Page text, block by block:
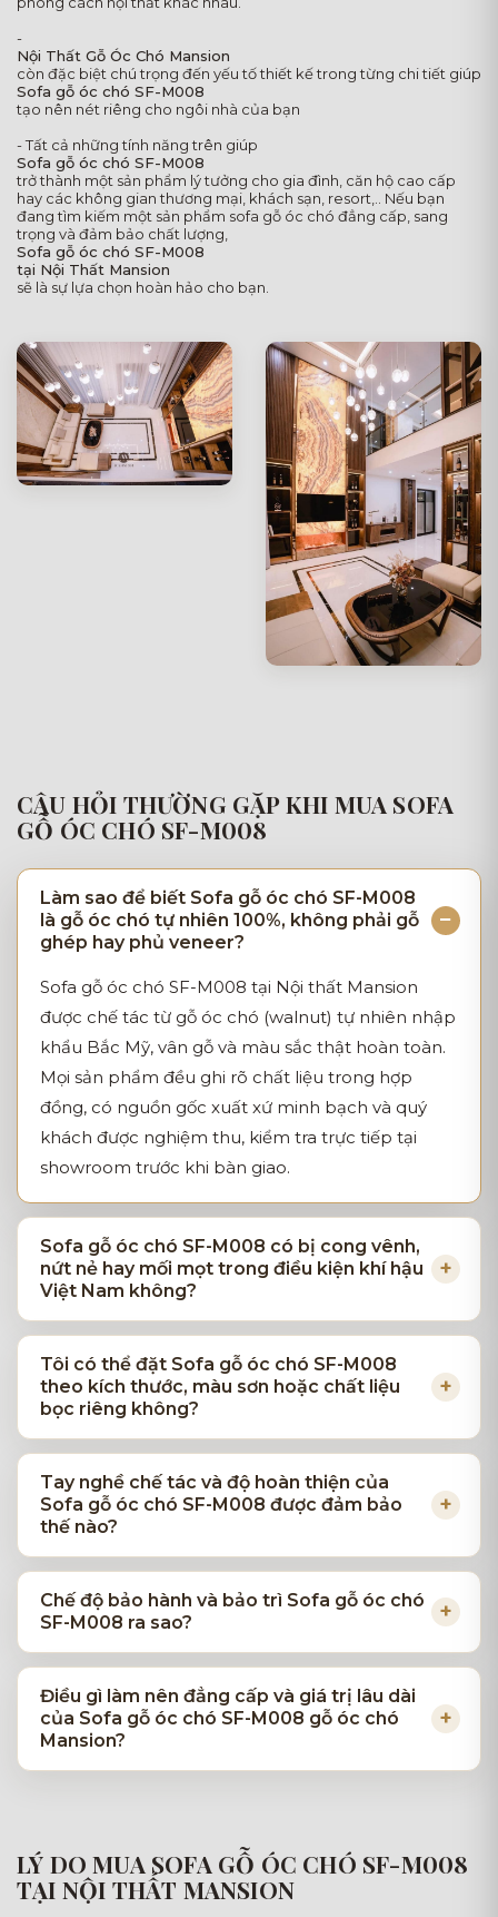
-
Nội Thất Gỗ Óc Chó Mansion
còn đặc biệt chú trọng đến yếu tố thiết kế trong từng chi tiết giúp
Sofa gỗ óc chó SF-M008
tạo nên nét riêng cho ngôi nhà của bạn
- Tất cả những tính năng trên giúp
Sofa gỗ óc chó SF-M008
trở thành một sản phẩm lý tưởng cho gia đình, căn hộ cao cấp
hay các không gian thương mại, khách sạn, resort,.. Nếu bạn
đang tìm kiếm một sản phẩm sofa gỗ óc chó đẳng cấp, sang
trọng và đảm bảo chất lượng,
Sofa gỗ óc chó SF-M008
tại Nội Thất Mansion
sẽ là sự lựa chọn hoàn hảo cho bạn.
CÂU HỎI THƯỜNG GẶP KHI MUA SOFA
GỖ ÓC CHÓ SF-M008
Làm sao để biết Sofa gỗ óc chó SF-M008
là gỗ óc chó tự nhiên 100%, không phải gỗ
ghép hay phủ veneer?
Sofa gỗ óc chó SF-M008 tại Nội thất Mansion
được chế tác từ gỗ óc chó (walnut) tự nhiên nhập
khẩu Bắc Mỹ, vân gỗ và màu sắc thật hoàn toàn.
Mọi sản phẩm đều ghi rõ chất liệu trong hợp
đồng, có nguồn gốc xuất xứ minh bạch và quý
khách được nghiệm thu, kiểm tra trực tiếp tại
showroom trước khi bàn giao.
Sofa gỗ óc chó SF-M008 có bị cong vênh,
nứt nẻ hay mối mọt trong điều kiện khí hậu
Việt Nam không?
Tôi có thể đặt Sofa gỗ óc chó SF-M008
theo kích thước, màu sơn hoặc chất liệu
bọc riêng không?
Tay nghề chế tác và độ hoàn thiện của
Sofa gỗ óc chó SF-M008 được đảm bảo
thế nào?
Chế độ bảo hành và bảo trì Sofa gỗ óc chó
SF-M008 ra sao?
Điều gì làm nên đẳng cấp và giá trị lâu dài
của Sofa gỗ óc chó SF-M008 gỗ óc chó
Mansion?
LÝ DO MUA SOFA GỖ ÓC CHÓ SF-M008
TẠI NỘI THẤT MANSION